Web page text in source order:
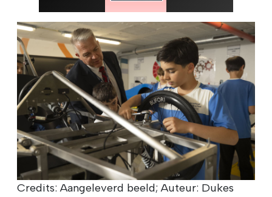
Credits: Aangeleverd beeld; Auteur: Dukes